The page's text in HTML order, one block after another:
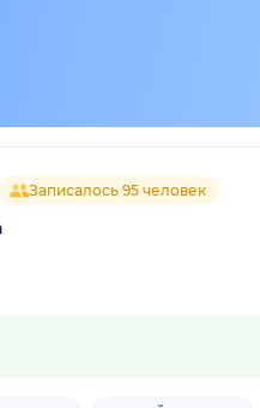
Записалось 95 человек